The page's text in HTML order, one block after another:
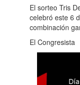
El sorteo Tris
celebró este 6
combinación
El Congresista